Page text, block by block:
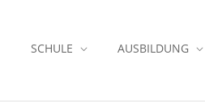
SCHULE AUSBILDUNG